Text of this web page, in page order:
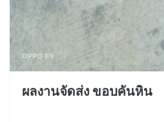
ผลงานจัดส่ง ขอบคันหิน